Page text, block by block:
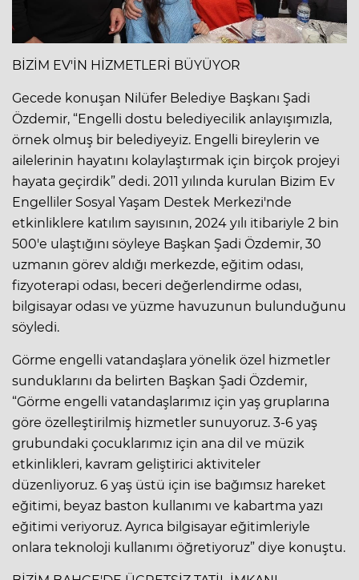
BİZİM EV'İN HİZMETLERİ BÜYÜYOR
Gecede konuşan Nilüfer Belediye Başkanı Şadi
Özdemir, “Engelli dostu belediyecilik anlayışımızla,
örnek olmuş bir belediyeyiz. Engelli bireylerin ve
ailelerinin hayatını kolaylaştırmak için birçok projeyi
hayata geçirdik” dedi. 2011 yılında kurulan Bizim Ev
Engelliler Sosyal Yaşam Destek Merkezi'nde
etkinliklere katılım sayısının, 2024 yılı itibariyle 2 bin
500'e ulaştığını söyleye Başkan Şadi Özdemir, 30
uzmanın görev aldığı merkezde, eğitim odası,
fizyoterapi odası, beceri değerlendirme odası,
bilgisayar odası ve yüzme havuzunun bulunduğunu
söyledi.
Görme engelli vatandaşlara yönelik özel hizmetler
sunduklarını da belirten Başkan Şadi Özdemir,
“Görme engelli vatandaşlarımız için yaş gruplarına
göre özelleştirilmiş hizmetler sunuyoruz. 3-6 yaş
grubundaki çocuklarımız için ana dil ve müzik
etkinlikleri, kavram geliştirici aktiviteler
düzenliyoruz. 6 yaş üstü için ise bağımsız hareket
eğitimi, beyaz baston kullanımı ve kabartma yazı
eğitimi veriyoruz. Ayrıca bilgisayar eğitimleriyle
onlara teknoloji kullanımı öğretiyoruz” diye konuştu.